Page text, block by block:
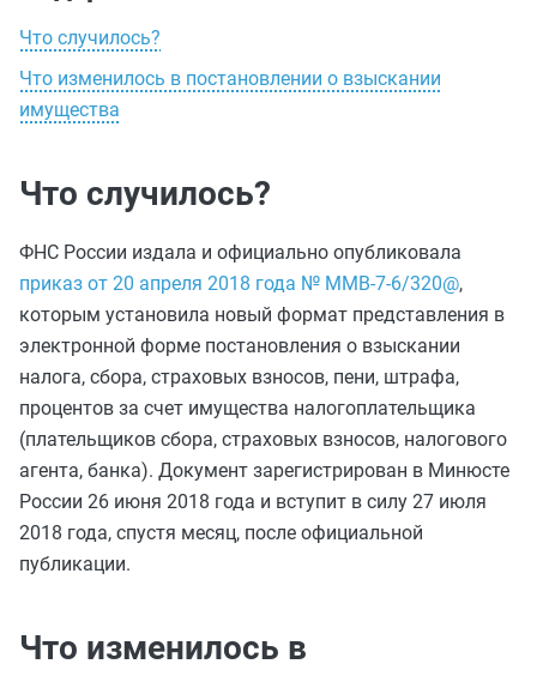
Что случилось?
Что изменилось в постановлении о взыскании
имущества
Что случилось?
ФНС России издала и официально опубликовала
приказ от 20 апреля 2018 года № ММВ-7-6/320@,
которым установила новый формат представления в
электронной форме постановления о взыскании
налога, сбора, страховых взносов, пени, штрафа,
процентов за счет имущества налогоплательщика
(плательщиков сбора, страховых взносов, налогового
агента, банка). Документ зарегистрирован в Минюсте
России 26 июня 2018 года и вступит в силу 27 июля
2018 года, спустя месяц, после официальной
публикации.
Что изменилось в